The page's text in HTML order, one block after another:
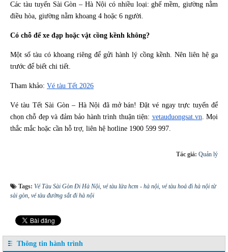
Các tàu tuyến Sài Gòn – Hà Nội có nhiều loại: ghế mềm, giường nằm
điều hòa, giường nằm khoang 4 hoặc 6 người.
Có chỗ để xe đạp hoặc vật cồng kềnh không?
Một số tàu có khoang riêng để gửi hành lý cồng kềnh. Nên liên hệ ga
trước để biết chi tiết.
Tham khảo: Vé tàu Tết 2026
Vé tàu Tết Sài Gòn – Hà Nội đã mở bán! Đặt vé ngay trực tuyến để
chọn chỗ đẹp và đảm bảo hành trình thuận tiện: vetauduongsat.vn. Mọi
thắc mắc hoặc cần hỗ trợ, liên hệ hotline 1900 599 997.
Tác giả: Quản lý
Tags: Vé Tàu Sài Gòn Đi Hà Nội, vé tàu lửa hcm - hà nội, vé tàu hoả đi hà nội từ
sài gòn, vé tàu đường sắt đi hà nội
Thông tin hành trình